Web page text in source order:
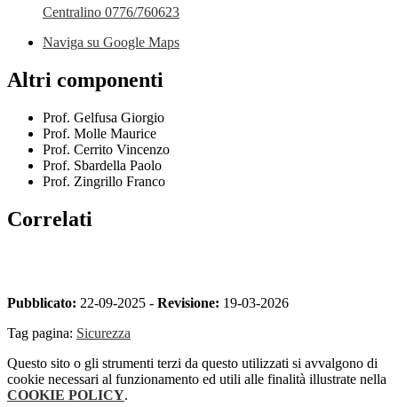
Centralino 0776/760623
Naviga su Google Maps
Altri componenti
Prof. Gelfusa Giorgio
Prof. Molle Maurice
Prof. Cerrito Vincenzo
Prof. Sbardella Paolo
Prof. Zingrillo Franco
Correlati
Pubblicato: 22-09-2025 - Revisione: 19-03-2026
Tag pagina: Sicurezza
Questo sito o gli strumenti terzi da questo utilizzati si avvalgono di
cookie necessari al funzionamento ed utili alle finalità illustrate nella
COOKIE POLICY.